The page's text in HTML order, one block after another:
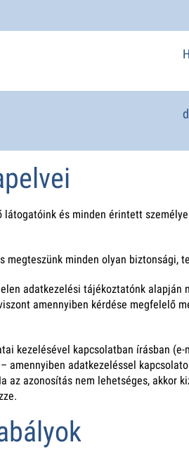
és minden érintett
megteszünk minden olyan
adatkezelési tájékoztatónk
amennyiben kérdése
kezelésével kapcsolatban írásban
amennyiben adatkezeléssel
az azonosítás nem lehetséges,